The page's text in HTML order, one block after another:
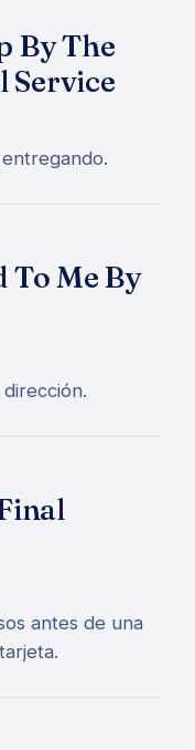
By The
Service
To Me By
antes de una